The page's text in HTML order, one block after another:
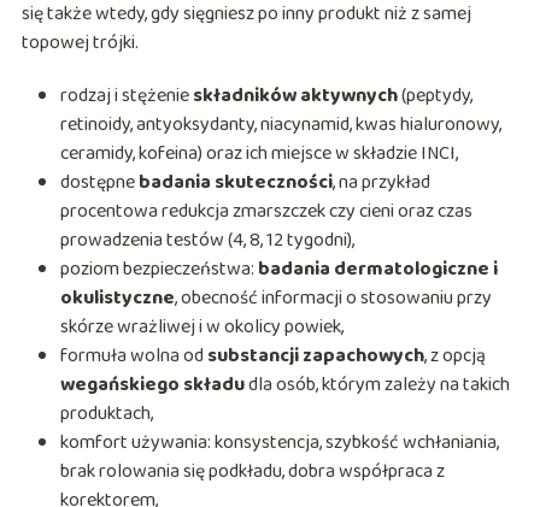
się także wtedy, gdy sięgniesz po inny produkt niż z samej
topowej trójki.
rodzaj i stężenieskładników aktywnych(peptydy,
retinoidy, antyoksydanty, niacynamid, kwas hialuronowy,
ceramidy, kofeina) oraz ich miejsce w składzie INCI,
dostępnebadania skuteczności, na przykład
procentowa redukcja zmarszczek czy cieni oraz czas
prowadzenia testów (4, 8, 12 tygodni),
poziom bezpieczeństwa: badania dermatologiczne i
okulistyczne, obecność informacji o stosowaniu przy
skórze wrażliwej i w okolicy powiek,
formuła wolna od substancji zapachowych, z opcją
wegańskiego składudla osób, którym zależy na takich
produktach,
komfort używania: konsystencja, szybkość wchłaniania,
brak rolowania się podkładu, dobra współpraca z
korektorem,